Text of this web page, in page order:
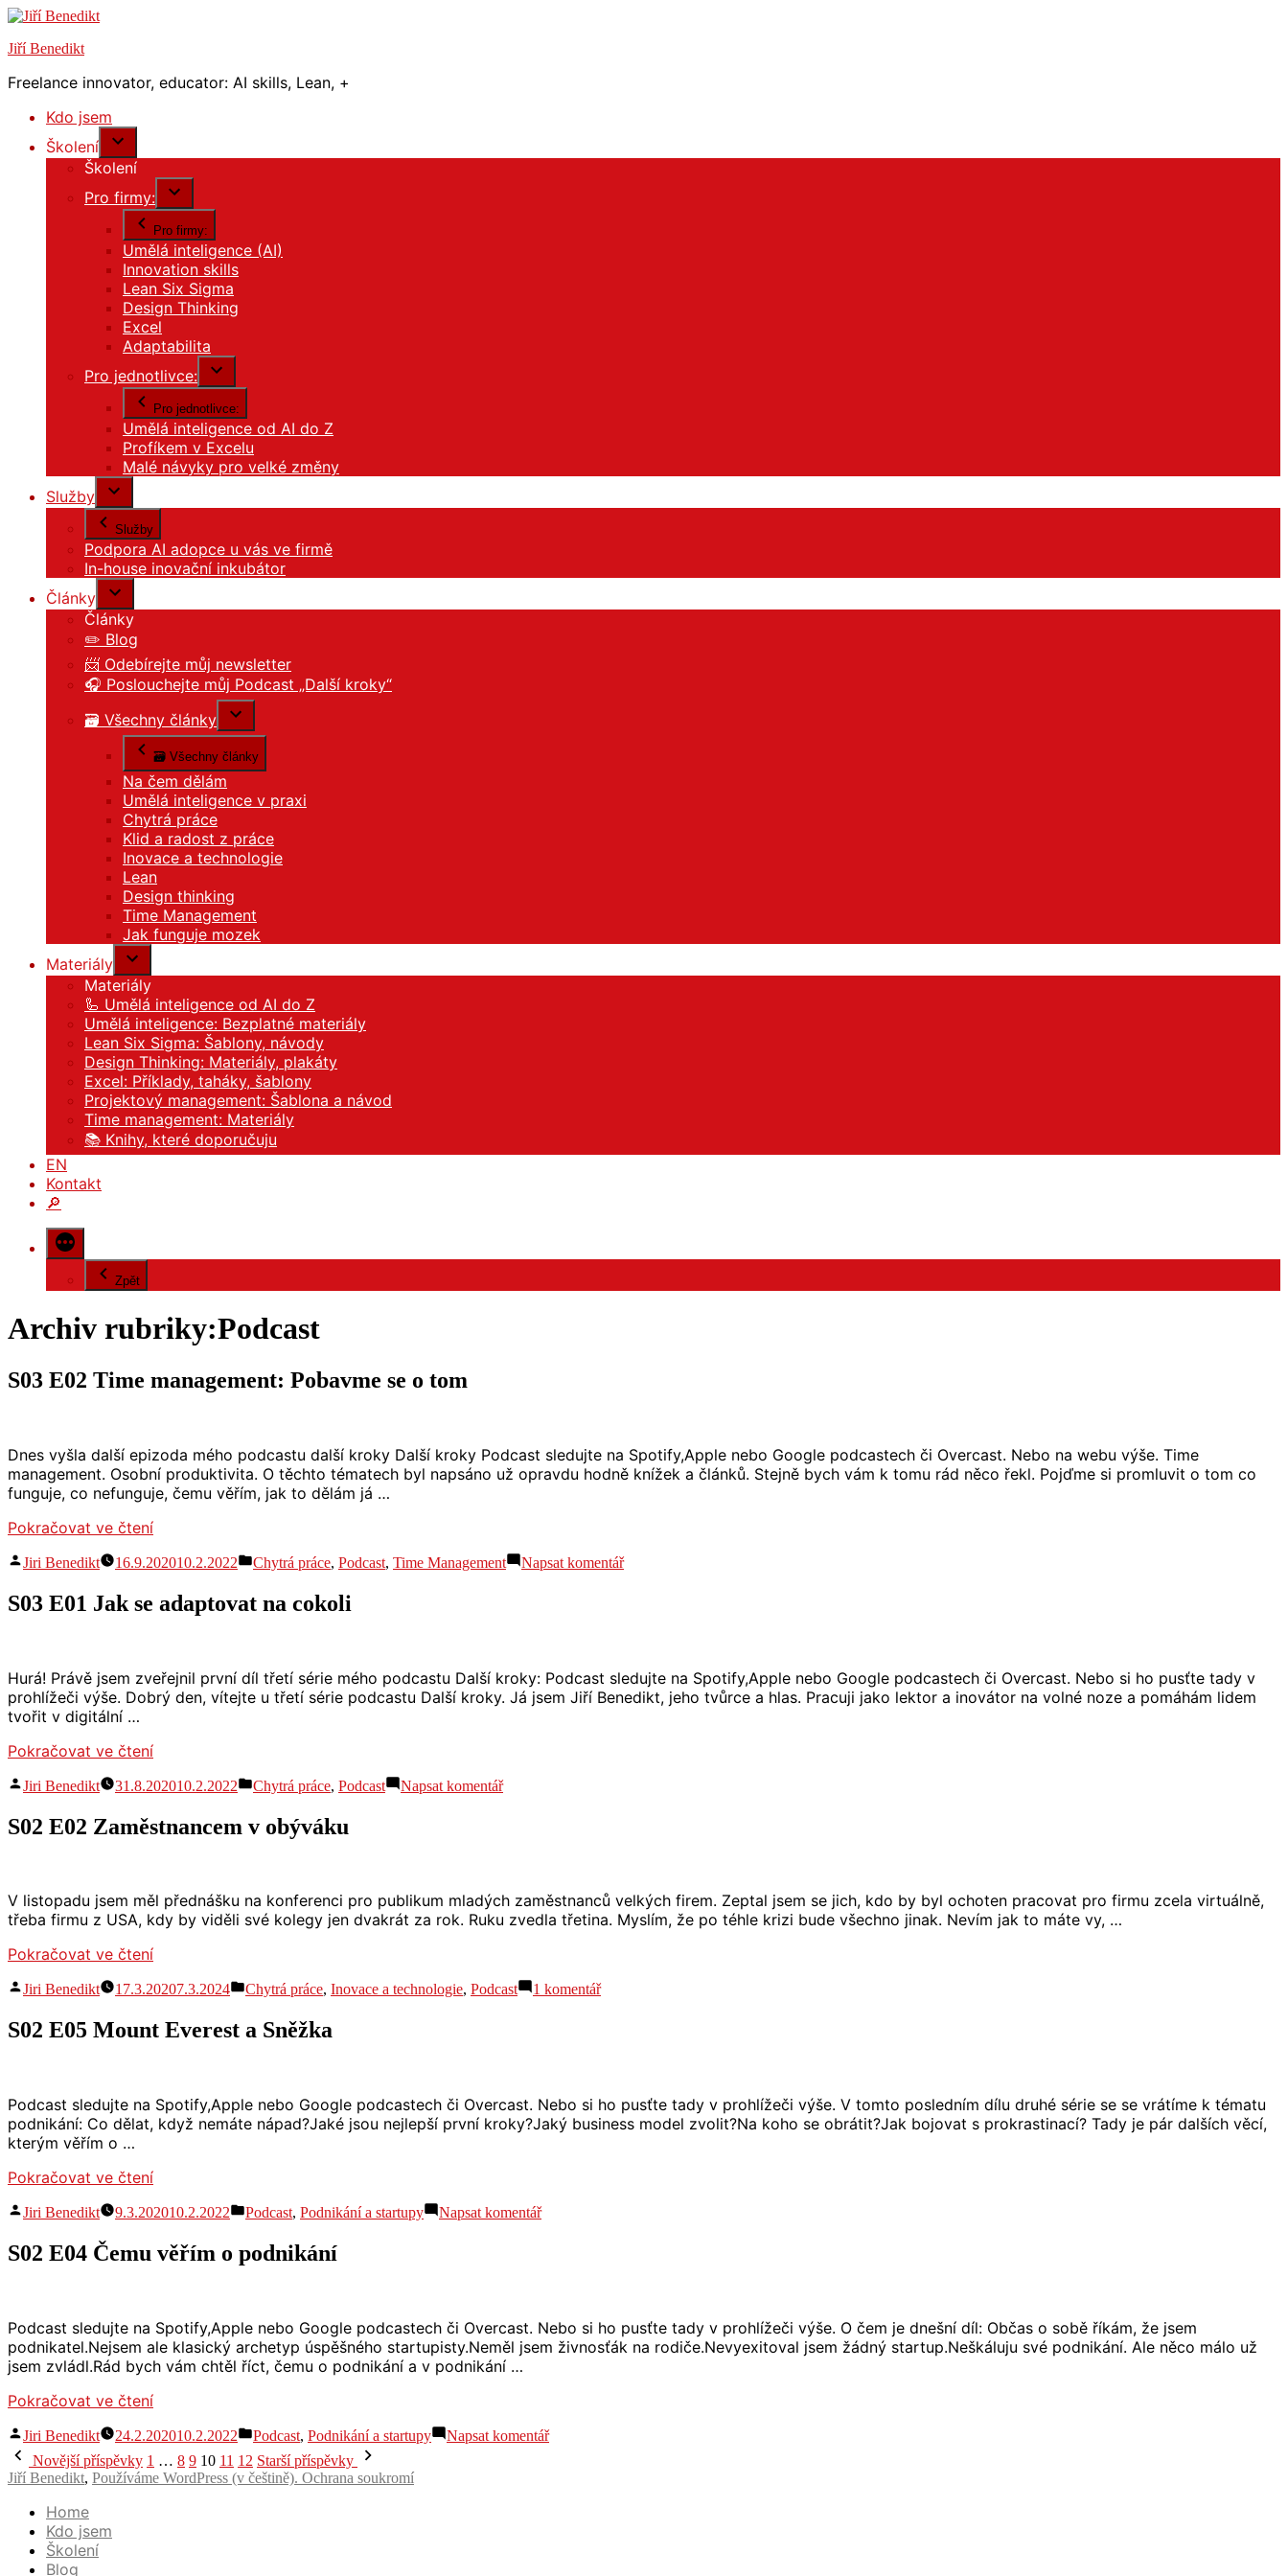
Přejít
obsahu
Jiří Benedikt
Freelance innovator, educator: AI skills, Lean, +
Kdo jsem
Školení
Školení
Pro firmy:
Pro firmy:
Umělá inteligence (AI)
Innovation skills
Lean Six Sigma
Design Thinking
Excel
Adaptabilita
Pro jednotlivce:
Pro jednotlivce:
Umělá inteligence od AI do Z
Profíkem v Excelu
Malé návyky pro velké změny
Služby
Služby
Podpora AI adopce u vás ve firmě
In-house inovační inkubátor
Články
Články
✏️ Blog
📨 Odebírejte můj newsletter
🎧 Poslouchejte můj Podcast „Další kroky“
🗃️ Všechny články
🗃️ Všechny články
Na čem dělám
Umělá inteligence v praxi
Chytrá práce
Klid a radost z práce
Inovace a technologie
Lean
Design thinking
Time Management
Jak funguje mozek
Materiály
Materiály
🦾 Umělá inteligence od AI do Z
Umělá inteligence: Bezplatné materiály
Lean Six Sigma: Šablony, návody
Design Thinking: Materiály, plakáty
Excel: Příklady, taháky, šablony
Projektový management: Šablona a návod
Time management: Materiály
📚 Knihy, které doporučuju
EN
Kontakt
🔎
Zpět
Archiv rubriky:Podcast
S03 E02 Time management: Pobavme se o tom
Dnes vyšla další epizoda mého podcastu další kroky Další kroky Podcast sledujte na Spotify,Apple nebo Google podcastech či Overcast. Nebo na webu výše. Time
management. Osobní produktivita. O těchto tématech byl napsáno už opravdu hodně knížek a článků. Stejně bych vám k tomu rád něco řekl. Pojďme si promluvit o tom co
funguje, co nefunguje, čemu věřím, jak to dělám já …
Pokračovat ve čtení„S03
Time
Pobavme
Autor
Jiri Benedikt 16.9.202010.2.2022
Publikováno
Chytrá práce, Podcast, Time Management Napsat komentářpro
o
tom
S03 E01 Jak se adaptovat na cokoli
Hurá! Právě jsem zveřejnil první díl třetí série mého podcastu Další kroky: Podcast sledujte na Spotify,Apple nebo Google podcastech či Overcast. Nebo si ho pusťte tady v
prohlížeči výše. Dobrý den, vítejte u třetí série podcastu Další kroky. Já jsem Jiří Benedikt, jeho tvůrce a hlas. Pracuji jako lektor a inovátor na volné noze a pomáhám lidem
tvořit v digitální …
Pokračovat ve čtení„S03
Jak
adaptovat
Autor
Jiri Benedikt 31.8.202010.2.2022
Publikováno
Chytrá práce, Podcast Napsat komentářpro
cokoli
S02 E02 Zaměstnancem v obýváku
V listopadu jsem měl přednášku na konferenci pro publikum mladých zaměstnanců velkých firem. Zeptal jsem se jich, kdo by byl ochoten pracovat pro firmu zcela virtuálně,
třeba firmu z USA, kdy by viděli své kolegy jen dvakrát za rok. Ruku zvedla třetina. Myslím, že po téhle krizi bude všechno jinak. Nevím jak to máte vy, …
Pokračovat ve čtení„S02
Zaměstnancem
obýváku“
Autor
Jiri Benedikt 17.3.20207.3.2024
Publikováno
Chytrá práce, Inovace a technologie, Podcast 1 komentářu
v
obýváku
S02 E05 Mount Everest a Sněžka
Podcast sledujte na Spotify,Apple nebo Google podcastech či Overcast. Nebo si ho pusťte tady v prohlížeči výše. V tomto posledním dílu druhé série se se vrátíme k tématu
podnikání: Co dělat, když nemáte nápad?Jaké jsou nejlepší první kroky?Jaký business model zvolit?Na koho se obrátit?Jak bojovat s prokrastinací? Tady je pár dalších věcí,
kterým věřím o …
Pokračovat ve čtení„S02
Mount
a
Autor
Jiri Benedikt 9.3.202010.2.2022
Publikováno
Podcast, Podnikání a startupy Napsat komentářpro
S02 E04 Čemu věřím o podnikání
Podcast sledujte na Spotify,Apple nebo Google podcastech či Overcast. Nebo si ho pusťte tady v prohlížeči výše. O čem je dnešní díl: Občas o sobě říkám, že jsem
podnikatel.Nejsem ale klasický archetyp úspěšného startupisty.Neměl jsem živnosťák na rodiče.Nevyexitoval jsem žádný startup.Neškáluju své podnikání. Ale něco málo už
jsem zvládl.Rád bych vám chtěl říct, čemu o podnikání a v podnikání …
Pokračovat ve čtení„S02
Čemu
věřím
o
Autor
Jiri Benedikt 24.2.202010.2.2022
Publikováno
Podcast, Podnikání a startupy Napsat komentářpro
Stránkování
příspěvků
Novější příspěvky 1 … 8 9 10 11 12 Starší příspěvky
Jiří Benedikt, Používáme WordPress (v češtině). Ochrana soukromí
Home
Kdo jsem
Školení
Blog